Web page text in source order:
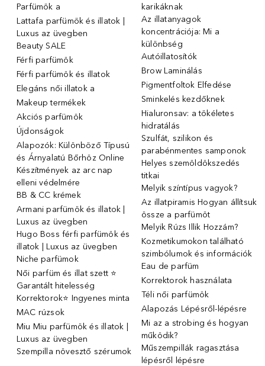
Parfümök ️a
Lattafa parfümök és illatok |
Luxus az üvegben
Beauty SALE
Férfi parfümök
Férfi parfümök és illatok
Elegáns női illatok ️a
Makeup termékek
Akciós parfümök
Újdonságok
Alapozók: Különböző Típusú
és Árnyalatú Bőrhöz Online
Készítmények az arc nap
elleni védelmére
BB & CC krémek
Armani parfümök és illatok |
Luxus az üvegben
Hugo Boss férfi parfümök és
illatok | Luxus az üvegben
Niche parfümok
Női parfüm és illat szett ⭐
Garantált hitelesség
Korrektorok⭐ Ingyenes minta
MAC rúzsok
Miu Miu parfümök és illatok |
Luxus az üvegben
Szempilla növesztő szérumok
karikáknak
Az illatanyagok
koncentrációja: Mi a
különbség
Autóillatosítók
Brow Laminálás
Pigmentfoltok Elfedése
Sminkelés kezdőknek
Hialuronsav: a tökéletes
hidratálás
Szulfát, szilikon és
parabénmentes samponok
Helyes szemöldökszedés
titkai
Melyik színtípus vagyok?
Az illatpiramis Hogyan állítsuk
össze a parfümöt
Melyik Rúzs Illik Hozzám?
Kozmetikumokon található
szimbólumok és információk
Eau de parfüm
Korrektorok használata
Téli női parfümök
Alapozás Lépésről-lépésre
Mi az a strobing és hogyan
működik?
Műszempillák ragasztása
lépésről lépésre